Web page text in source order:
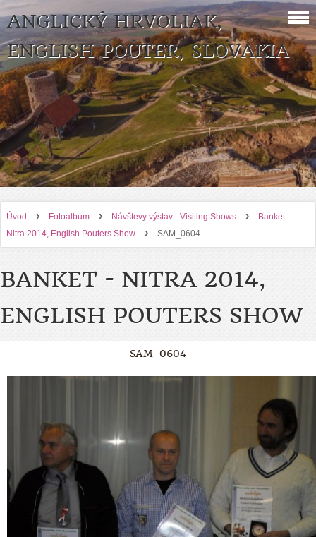
ANGLICKÝ HRVOLIAK,
ENGLISH POUTER, SLOVAKIA
Úvod › Fotoalbum › Návštevy výstav - Visiting Shows ›
Banket -
Nitra 2014, English Pouters Show
› SAM_0604
BANKET - NITRA 2014,
ENGLISH POUTERS SHOW
SAM_0604